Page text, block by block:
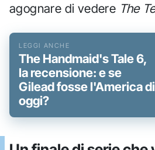
agognare di vedere The
The Handmaid's Tale 6,
la recensione: e se
Gilead fosse l'America di
oggi?